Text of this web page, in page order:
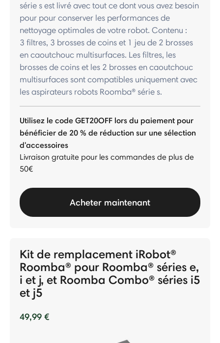
série s est livré avec tout ce dont vous avez besoin
pour pour conserver les performances de
nettoyage optimales de votre robot. Contenu :
3 filtres, 3 brosses de coins et 1 jeu de 2 brosses
en caoutchouc multisurfaces. Les filtres, les
brosses de coins et les 2 brosses en caoutchouc
multisurfaces sont compatibles uniquement avec
les aspirateurs robots Roomba® série s.
Utilisez le code GET20OFF lors du paiement pour
bénéficier de 20 % de réduction sur une sélection
d'accessoires
Livraison gratuite pour les commandes de plus de
50€
Acheter maintenant
Kit de remplacement iRobot®
Roomba® pour Roomba® séries e,
i et j, et Roomba Combo® séries i5
et j5
49,99 €